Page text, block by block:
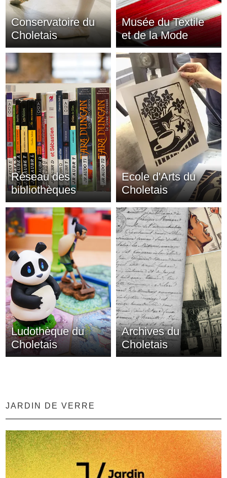
Conservatoire du
Choletais
Musée du Textile
et de la Mode
Réseau des
bibliothèques
Ecole d'Arts du
Choletais
Ludothèque du
Choletais
Archives du
Choletais
JARDIN DE VERRE